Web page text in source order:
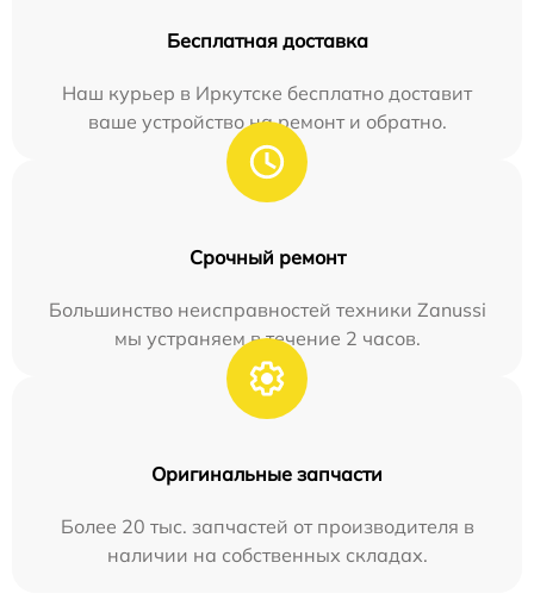
Бесплатная доставка
Наш курьер в Иркутске бесплатно доставит
ваше устройство на ремонт и обратно.
Срочный ремонт
Большинство неисправностей техники Zanussi
мы устраняем в течение 2 часов.
Оригинальные запчасти
Более 20 тыс. запчастей от производителя в
наличии на собственных складах.